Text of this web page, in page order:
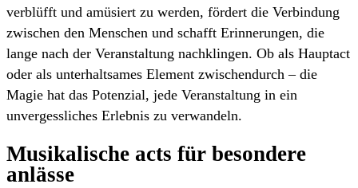
verblüfft und amüsiert zu werden, fördert die Verbindung
zwischen den Menschen und schafft Erinnerungen, die
lange nach der Veranstaltung nachklingen. Ob als Hauptact
oder als unterhaltsames Element zwischendurch – die
Magie hat das Potenzial, jede Veranstaltung in ein
unvergessliches Erlebnis zu verwandeln.
Musikalische acts für besondere
anlässe